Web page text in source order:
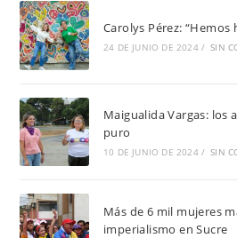
Carolys Pérez:
24 DE JUNIO DE 2024 / SIN
Maigualida Vargas: los
puro
10 DE JUNIO DE 2024 / SIN
Más de 6 mil mujeres
imperialismo en Sucre